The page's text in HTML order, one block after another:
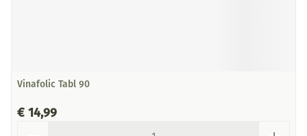
Vinafolic Tabl 90
€ 14,99